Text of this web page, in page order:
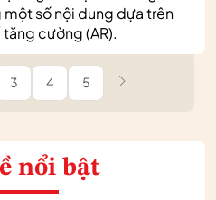
số nội dung dựa trên
cường (AR).
3 4 5
nổi bật